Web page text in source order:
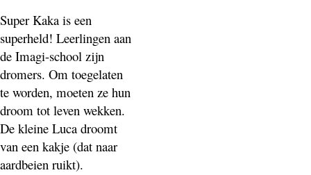
Super Kaka is een
superheld! Leerlingen aan
de Imagi-school zijn
dromers. Om toegelaten
te worden, moeten ze hun
droom tot leven wekken.
De kleine Luca droomt
van een kakje (dat naar
aardbeien ruikt).